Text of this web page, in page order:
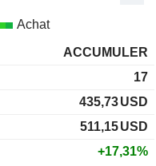
Achat
ACCUMULER
17
435,73USD
511,15USD
+17,31%